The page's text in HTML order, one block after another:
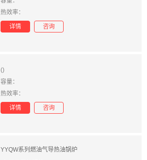
热效率：
详情 咨询
()
容量：
热效率：
详情 咨询
YYQW系列燃油气导热油锅炉